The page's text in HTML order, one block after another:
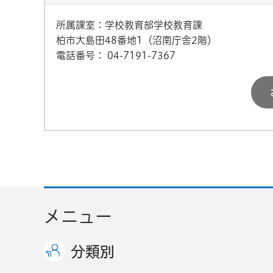
所属課室：学校教育部学校教育課
柏市大島田48番地1（沼南庁舎2階）
電話番号：
04-7191-7367
メニュー
分類別